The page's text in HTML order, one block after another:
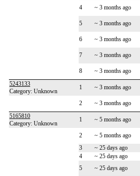
4 ~ 3 months ago
5
~ 3 months ago
6 ~ 3 months ago
7 ~ 3 months ago
8
~ 3 months ago
5243133
Category: Unknown
1 ~ 3 months ago
2 ~ 3 months ago
5165810
Category: Unknown
1 ~ 5 months ago
2
~ 5 months ago
3
~ 25 days ago
4
~ 25 days ago
5
~ 25 days ago